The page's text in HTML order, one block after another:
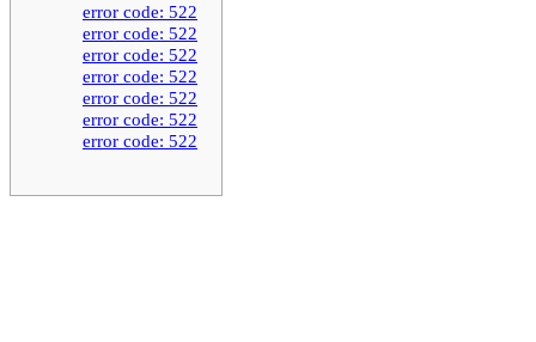
error code: 522
error code: 522
error code: 522
error code: 522
error code: 522
error code: 522
error code: 522